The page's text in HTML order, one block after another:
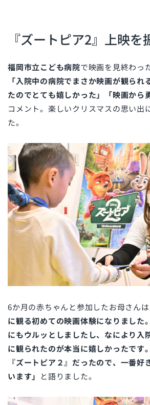
『ズートピア2』上映を
福岡市立こども病院で映画を見終わっ
「入院中の病院でまさか映画が観られ
たのでとても嬉しかった」「映画から
コメント。楽しいクリスマスの思い出
た。
6か月の赤ちゃんと参加したお母さんは
に観る初めての映画体験になりました
にもウルッとしましたし、なにより入
に観られたのが本当に嬉しかったです
『ズートピア２』だったので、一番好
います」
と語りました。